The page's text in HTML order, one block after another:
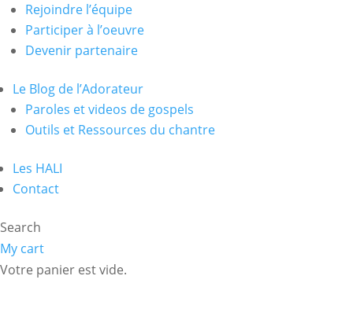
Rejoindre l’équipe
Participer à l’oeuvre
Devenir partenaire
Le Blog de l’Adorateur
Paroles et videos de gospels
Outils et Ressources du chantre
Les HALI
Contact
Search
My cart
Votre panier est vide.